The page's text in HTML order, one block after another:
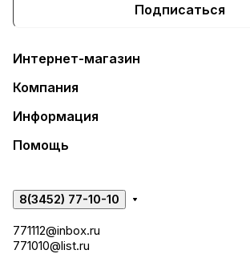
Подписаться
Интернет-магазин
Компания
Информация
Помощь
8(3452) 77-10-10
771112@inbox.ru
771010@list.ru